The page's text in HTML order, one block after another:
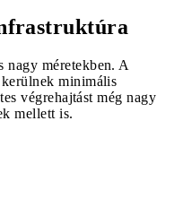
nagy méretekben. A
minimális
végrehajtást még nagy
mellett is.